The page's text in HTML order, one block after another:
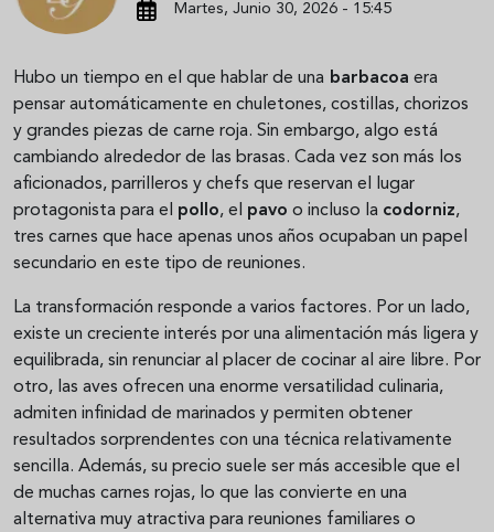
Martes, Junio 30, 2026 - 15:45
Hubo un tiempo en el que hablar de una barbacoa era
pensar automáticamente en chuletones, costillas, chorizos
y grandes piezas de carne roja. Sin embargo, algo está
cambiando alrededor de las brasas. Cada vez son más los
aficionados, parrilleros y chefs que reservan el lugar
protagonista para el pollo, el pavo o incluso la codorniz,
tres carnes que hace apenas unos años ocupaban un papel
secundario en este tipo de reuniones.
La transformación responde a varios factores. Por un lado,
existe un creciente interés por una alimentación más ligera y
equilibrada, sin renunciar al placer de cocinar al aire libre. Por
otro, las aves ofrecen una enorme versatilidad culinaria,
admiten infinidad de marinados y permiten obtener
resultados sorprendentes con una técnica relativamente
sencilla. Además, su precio suele ser más accesible que el
de muchas carnes rojas, lo que las convierte en una
alternativa muy atractiva para reuniones familiares o